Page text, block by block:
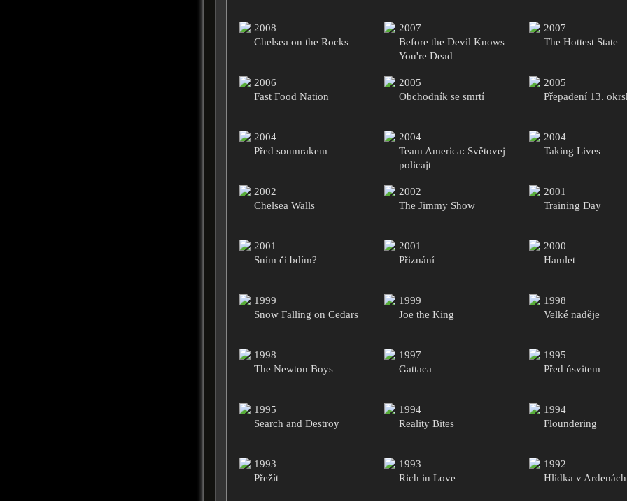
2008
Chelsea on the Rocks
2007
Before the Devil Knows
You're Dead
2007
The Hottest State
2006
Fast Food Nation
2005
Obchodník se smrtí
2005
Přepadení 13.
2004
Před soumrakem
2004
Team America: Světovej
policajt
2004
Taking Lives
2002
Chelsea Walls
2002
The Jimmy Show
2001
Training Day
2001
Sním či bdím?
2001
Přiznání
2000
Hamlet
1999
Snow Falling on Cedars
1999
Joe the King
1998
Velké naděje
1998
The Newton Boys
1997
Gattaca
1995
Před úsvitem
1995
Search and Destroy
1994
Reality Bites
1994
Floundering
1993
Přežít
1993
Rich in Love
1992
Hlídka v Ardenách